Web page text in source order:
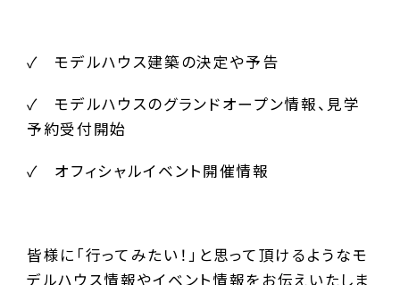
✓ モデルハウス建築の決定や予告
✓ モデルハウスのグランドオープン情報、見学
予約受付開始
✓ オフィシャルイベント開催情報
皆様に「行ってみたい！」と思って頂けるようなモ
デルハウス情報やイベント情報をお伝えいたしま